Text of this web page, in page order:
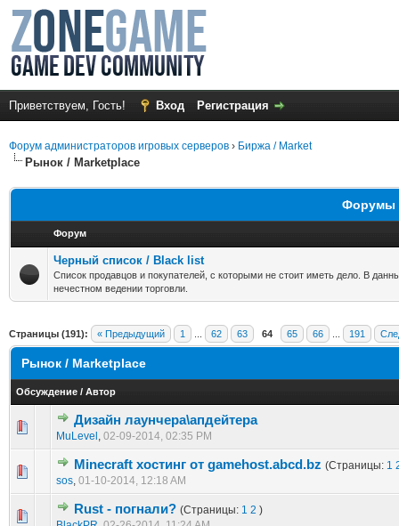
Приветствуем, Гость! Вход Регистрация
Форум администраторов игровых серверов › Биржа / Market
Рынок / Marketplace
Форумы
Форум
Черный список / Black list
Список продавцов и покупателей, с которыми не стоит иметь дело. В
нечестном ведении торговли.
Страницы (191): « Предыдущий 1 62 63 64 65 66 191
Рынок / Marketplace
Обсуждение / Автор
Дизайн лаунчера\апдейтера
MuLevel , 02-09-2014, 02:35 PM
0 голос(ов) - 0 из 5 в среднем
12345
Minecraft хостинг от gamehost.abcd.bz (Страницы: 1
sos, 01-10-2014, 12:18 AM
0 голос(ов) - 0 из 5 в среднем
1234 5
Rust - погнали? (Страницы: 1 2 )
0 голос(ов) - 0 из 5 в среднем
12 345